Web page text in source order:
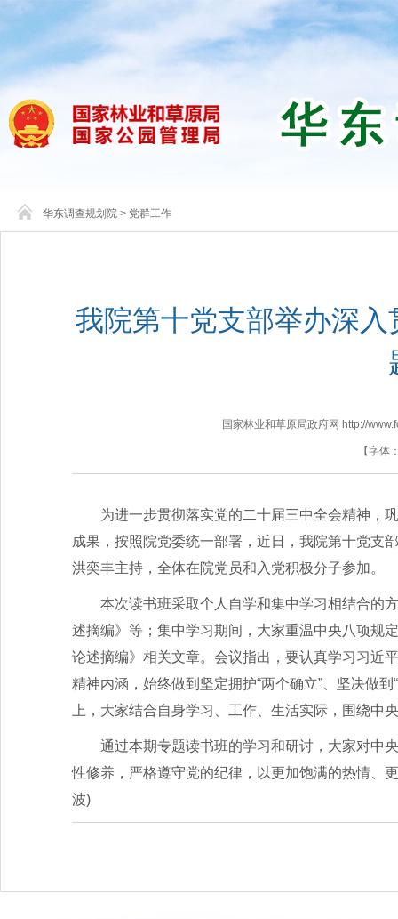
华东调查规划院 > 党群工作
我院第十党支部举办深
国家林业和草原局政府网 http://
【字体
为进一步贯彻落实党的二十届三中全会精神，
成果，按照院党委统一部署，近日，我院第十党支
洪奕丰主持，全体在院党员和入党积极分子参加。
本次读书班采取个人自学和集中学习相结合的
述摘编》等；集中学习期间，大家重温中央八项规
论述摘编》相关文章。会议指出，要认真学习习近
精神内涵，始终做到坚定拥护“两个确立”、坚决做
上，大家结合自身学习、工作、生活实际，围绕
通过本期专题读书班的学习和研讨，大家对中
性修养，严格遵守党的纪律，以更加饱满的热情、
波)